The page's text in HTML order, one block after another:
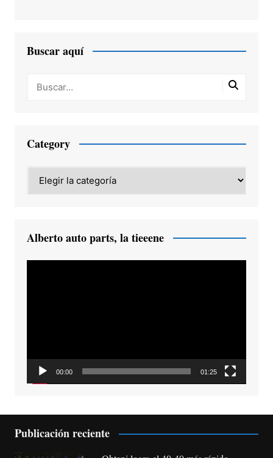
Buscar aquí
Category
Alberto auto parts, la tieeene
00:00 01:25
Publicación reciente